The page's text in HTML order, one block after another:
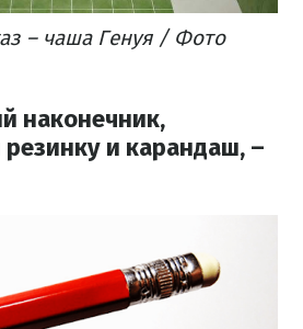
– чаша Генуя / Фото
наконечник,
и карандаш, –